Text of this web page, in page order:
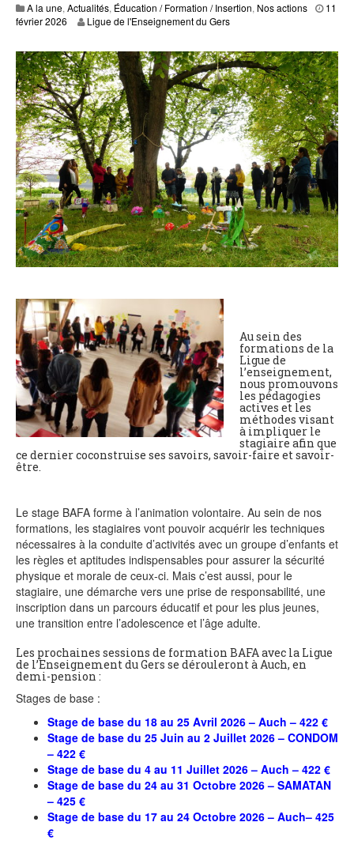
A la une, Actualités, Éducation / Formation / Insertion, Nos actions
11
février 2026
v
r
,
2
0
2
6
Ligue de l'Enseignement du Gers
Au sein des
formations de la
Ligue de
l’enseignement,
nous promouvons
les pédagogies
actives et les
méthodes visant
à impliquer le
stagiaire afin que
ce dernier coconstruise ses savoirs, savoir-faire et savoir-
être.
Le stage BAFA forme à l’animation volontaire. Au sein de nos
formations, les stagiaires vont pouvoir acquérir les techniques
nécessaires à la conduite d’activités avec un groupe d’enfants et
les règles et aptitudes indispensables pour assurer la sécurité
physique et morale de ceux-ci. Mais c’est aussi, pour le
stagiaire, une démarche vers une prise de responsabilité, une
inscription dans un parcours éducatif et pour les plus jeunes,
une transition entre l’adolescence et l’âge adulte.
Les prochaines sessions de formation BAFA avec la Ligue
de l’Enseignement du Gers se dérouleront à Auch, en
demi-pension :
Stages de base :
Stage de base du 18 au 25 Avril 2026 – Auch – 422 €
Stage de base du 25 Juin au 2 Juillet 2026 – CONDOM
– 422 €
Stage de base du 4 au 11 Juillet 2026 – Auch – 422 €
Stage de base du 24 au 31 Octobre 2026 – SAMATAN
– 425 €
Stage de base du 17 au 24 Octobre 2026 – Auch– 425
€